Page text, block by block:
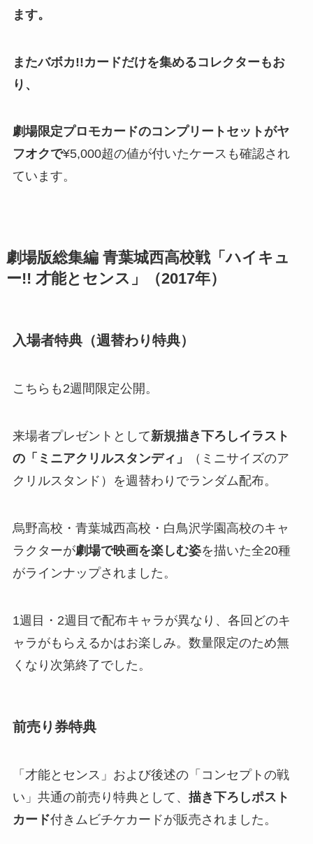
ます​。
またバボカ!!カードだけを集めるコレクターもお
り、
劇場限定プロモカードのコンプリートセットがヤ
フオクで¥5,000超の値が付いたケースも確認され
ています。
劇場版総集編 青葉城西高校戦「ハイキュ
ー!! 才能とセンス」（2017年）
入場者特典（週替わり特典）
こちらも2週間限定公開。
来場者プレゼントとして新規描き下ろしイラスト
の「ミニアクリルスタンディ」
（ミニサイズのア
クリルスタンド）を週替わりでランダム配布​。
烏野高校・青葉城西高校・白鳥沢学園高校のキャ
ラクターが劇場で映画を楽しむ姿を描いた全20種
がラインナップされました​。
1週目・2週目で配布キャラが異なり、各回どのキ
ャラがもらえるかはお楽しみ。数量限定のため無
くなり次第終了でした​。
前売り券特典
「才能とセンス」および後述の「コンセプトの戦
い」共通の前売り特典として、 描き下ろしポスト
カード付きムビチケカードが販売されました​。